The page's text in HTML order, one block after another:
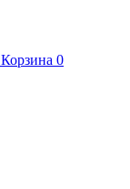
Корзина 0